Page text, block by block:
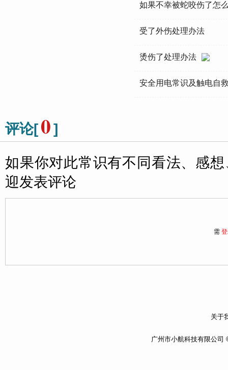
如果不幸被蛇咬伤了怎
受了外伤处理办法
烫伤了处理办法
安全用电常识及触电自
评论[0]
如果你对此常识有不同看法、感
迎发表评论
需
关于
广州市小航科技有限公